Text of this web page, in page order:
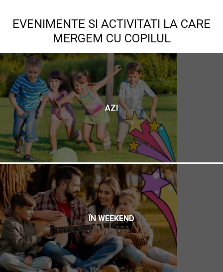
EVENIMENTE SI ACTIVITATI LA CARE
MERGEM CU COPILUL
AZI
ÎN WEEKEND